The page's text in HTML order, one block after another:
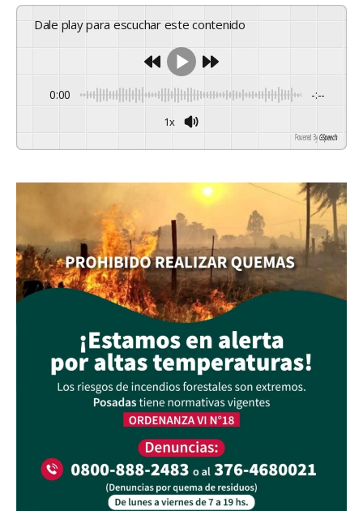
Dale play para escuchar este contenido
0:00 -:--
1x
Powered By GSpeech